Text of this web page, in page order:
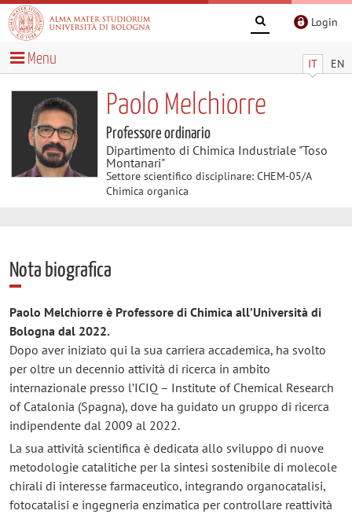
Login
IT EN
Menu
Paolo Melchiorre
Professore ordinario
Dipartimento di Chimica Industriale "Toso
Montanari"
Settore scientifico disciplinare: CHEM-05/A
Chimica organica
Nota biografica
Paolo Melchiorre è Professore di Chimica all’Università di
Bologna dal 2022.
Dopo aver iniziato qui la sua carriera accademica, ha svolto
per oltre un decennio attività di ricerca in ambito
internazionale presso l’ICIQ – Institute of Chemical Research
of Catalonia (Spagna), dove ha guidato un gruppo di ricerca
indipendente dal 2009 al 2022.
La sua attività scientifica è dedicata allo sviluppo di nuove
metodologie catalitiche per la sintesi sostenibile di molecole
chirali di interesse farmaceutico, integrando organocatalisi,
fotocatalisi e ingegneria enzimatica per controllare reattività